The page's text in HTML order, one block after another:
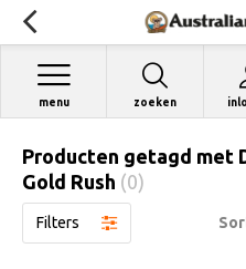
zoeken
menu
Producten getagd met
Gold Rush (0)
Filters